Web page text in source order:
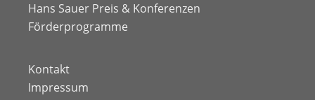
Hans Sauer Preis & Konferenzen
Förderprogramme
Kontakt
Impressum